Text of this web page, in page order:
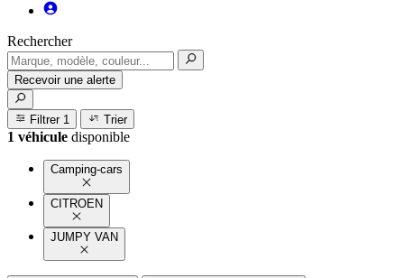
Rechercher
Recevoir une alerte
Filtrer 1 Trier
1 véhicule disponible
Camping-cars
CITROEN
JUMPY VAN